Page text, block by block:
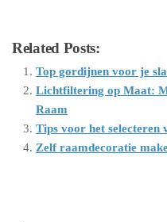
Related Posts:
Top gordijnen voor je
Lichtfiltering op Maat:
Raam
Tips voor het selecteren
Zelf raamdecoratie